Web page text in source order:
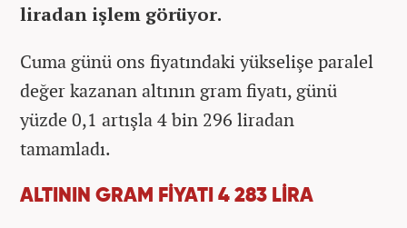
liradan işlem görüyor.
Cuma günü ons fiyatındaki yükselişe paralel
değer kazanan altının gram fiyatı, günü
yüzde 0,1 artışla 4 bin 296 liradan
tamamladı.
ALTININ GRAM FİYATI 4 283 LİRA